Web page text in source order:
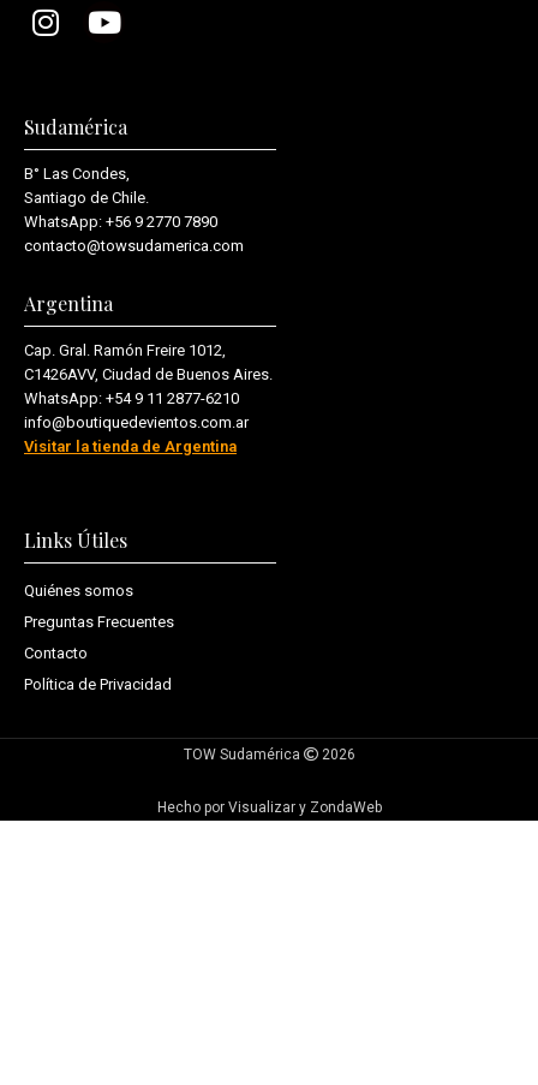
Sudamérica
B° Las Condes,
Santiago de Chile.
WhatsApp: +56 9 2770 7890
contacto@towsudamerica.com
Argentina
Cap. Gral. Ramón Freire 1012,
C1426AVV, Ciudad de Buenos Aires.
WhatsApp: +54 9 11 2877-6210
info@boutiquedevientos.com.ar
Visitar la tienda de Argentina
Links Útiles
Quiénes somos
Preguntas Frecuentes
Contacto
Política de Privacidad
TOW Sudamérica 2026
Hecho por Visualizar y ZondaWeb